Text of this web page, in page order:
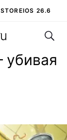
IOS 26.6